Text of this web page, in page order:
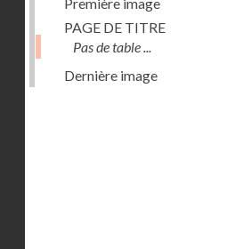
PAGE DE TITRE
Pas de table ...
Dernière image